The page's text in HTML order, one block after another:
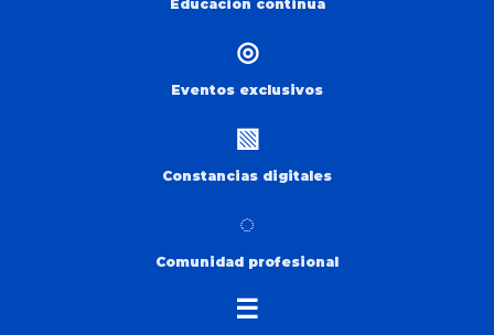
Educación continua
◎
Eventos exclusivos
▧
Constancias digitales
◌
Comunidad profesional
☰